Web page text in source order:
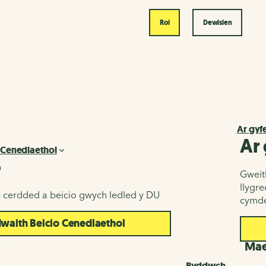
Roi Dewislen
a beicio gwych ledled y DU
Beicio Cenedlaethol
Ar
Ar